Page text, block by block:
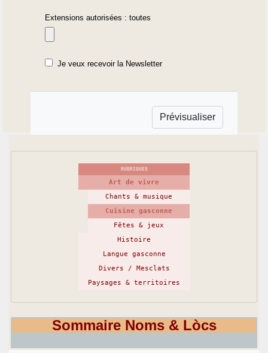
Extensions autorisées : toutes
Je veux recevoir la Newsletter
RUBRIQUES
Art de vivre
Chants & musique
Cuisine gasconne
Fêtes & jeux
Histoire
Langue gasconne
Divers / Mesclats
Paysages & territoires
Sommaire Noms & Lòcs